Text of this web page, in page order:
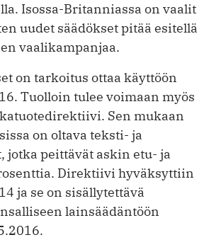
Isossa-Britanniassa on vaalit
uudet säädökset pitää esitellä
vaalikampanjaa.
on tarkoitus ottaa käyttöön
Tuolloin tulee voimaan myös
Sen mukaan
on oltava teksti- ja
jotka peittävät askin etu- ja
Direktiivi hyväksyttiin
ja se on sisällytettävä
lainsäädäntöön